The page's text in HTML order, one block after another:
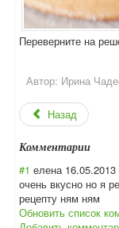
Переверните на
Автор: Ирина
Назад
Комментарии
#1 елена
очень вкусно но я
рецепту ням ням
Обновить список